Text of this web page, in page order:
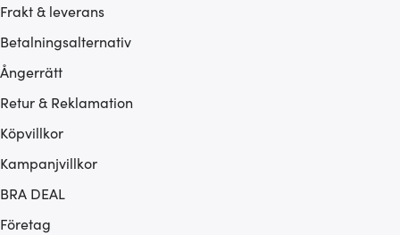
Frakt & leverans
Betalningsalternativ
Ångerrätt
Retur & Reklamation
Köpvillkor
Kampanjvillkor
BRA DEAL
Företag